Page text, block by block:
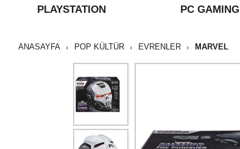
PLAYSTATION PC GAMING
ANASAYFA POP KÜLTÜR EVRENLER MARVEL